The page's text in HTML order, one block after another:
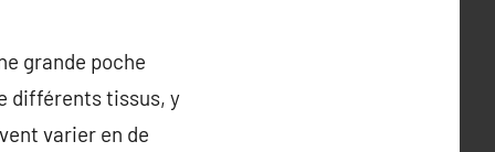
grande poche
différents tissus, y
varier en de